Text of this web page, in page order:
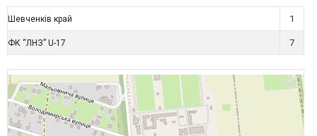
Шевченків край 1
ФК “ЛНЗ” U-17 7